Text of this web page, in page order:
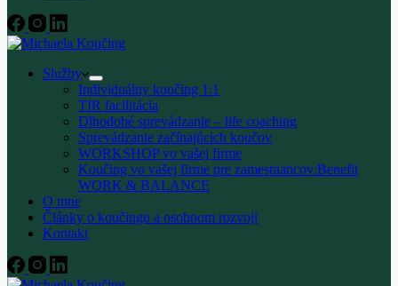
Služby
Individuálny koučing 1:1
TIR facilitácia
Dlhodobé sprevádzanie – life coaching
Sprevádzanie začínajúcich koučov
WORKSHOP vo vašej firme
Koučing vo vašej firme pre zamestnancov:Benefit
WORK & BALANCE
O mne
Články o koučingu a osobnom rozvoji
Kontakt